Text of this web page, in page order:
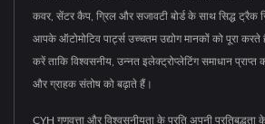
कवर, सेंटर कैप, ग्रिल और सजावटी बोर्ड के साथ सिद्ध ट्रैक
आपके ऑटोमोटिव पार्ट्स उच्चतम उद्योग मानकों को पूरा
करें ताकि विश्वसनीय, उन्नत इलेक्ट्रोप्लेटिंग समाधान प्राप्त
और ग्राहक संतोष को बढ़ाते हैं।
CYH गुणवत्ता और विश्वसनीयता के प्रति अपनी